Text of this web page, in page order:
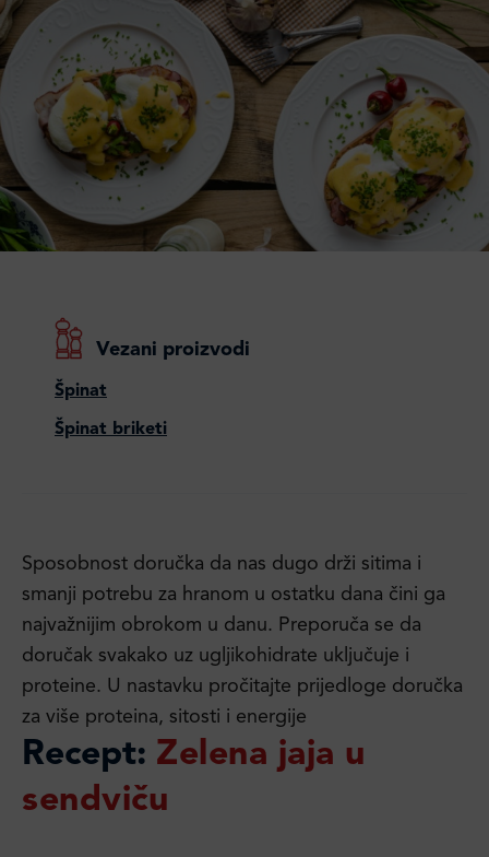
Vezani proizvodi
Špinat
Špinat briketi
Sposobnost doručka da nas dugo drži sitima i
smanji potrebu za hranom u ostatku dana čini ga
najvažnijim obrokom u danu. Preporuča se da
doručak svakako uz ugljikohidrate uključuje i
proteine. U nastavku pročitajte prijedloge doručka
za više proteina, sitosti i energije
Recept: Zelena jaja u
sendviču